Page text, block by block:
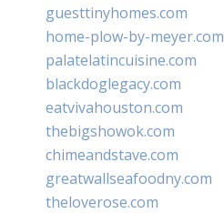
guesttinyhomes.com
home-plow-by-meyer.com
palatelatincuisine.com
blackdoglegacy.com
eatvivahouston.com
thebigshowok.com
chimeandstave.com
greatwallseafoodny.com
theloverose.com